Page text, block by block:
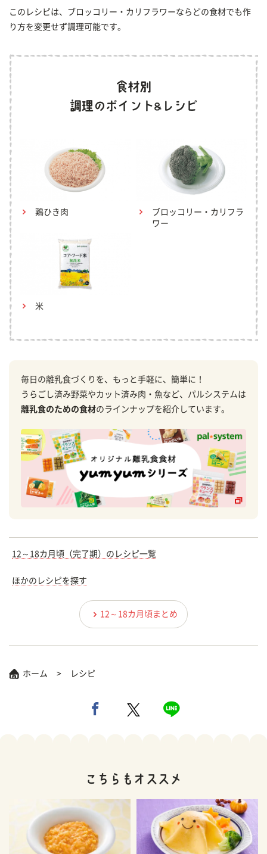
このレシピは、ブロッコリー・カリフラワーならどの食材でも作
り方を変更せず調理可能です。
鶏ひき肉
ブロッコリー・カリフラ
ワー
米
毎日の離乳食づくりを、もっと手軽に、簡単に！
うらごし済み野菜やカット済み肉・魚など、パルシステムは
離乳食のための食材のラインナップを紹介しています。
12～18カ月頃（完了期）のレシピ一覧
ほかのレシピを探す
12～18カ月頃まとめ
ホーム レシピ